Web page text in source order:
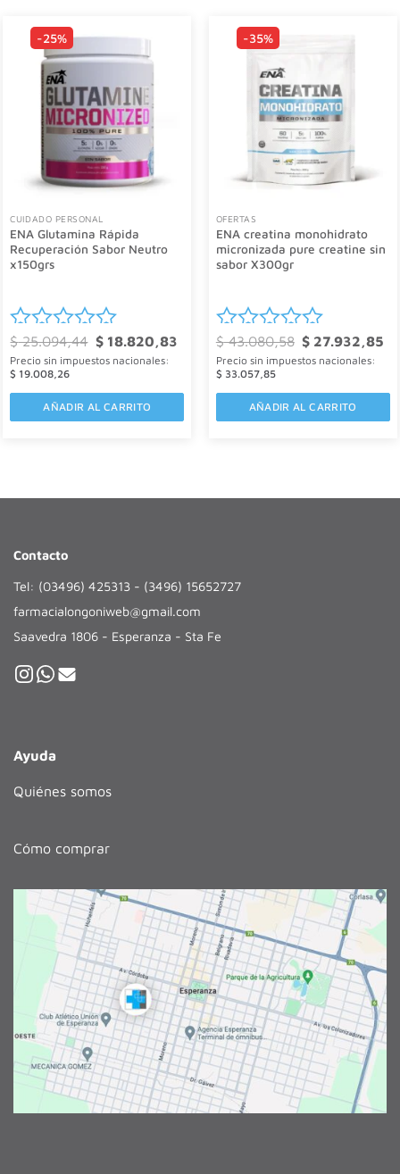
-25%
CUIDADO PERSONAL
ENA Glutamina Rápida
Recuperación Sabor Neutro
x150grs
Valorado
con
0
$25.094,44 El
precio
original
$18.820,83
precio
$ 18.820,83.
Precio sin impuestos nacionales:
$ 19.008,26
AÑADIR AL CARRITO
-35%
OFERTAS
ENA creatina monohidrato
micronizada pure creatine sin
sabor X300gr
Valorado
con
0
$43.080,58 El
precio
original
$27.932,85El
Precio sin impuestos nacionales:
$ 33.057,85
AÑADIR AL CARRITO
Contacto
Tel: (03496) 425313 - (3496) 15652727
farmacialongoniweb@gmail.com
Saavedra 1806 - Esperanza - Sta Fe
Ayuda
Quiénes somos
Cómo comprar